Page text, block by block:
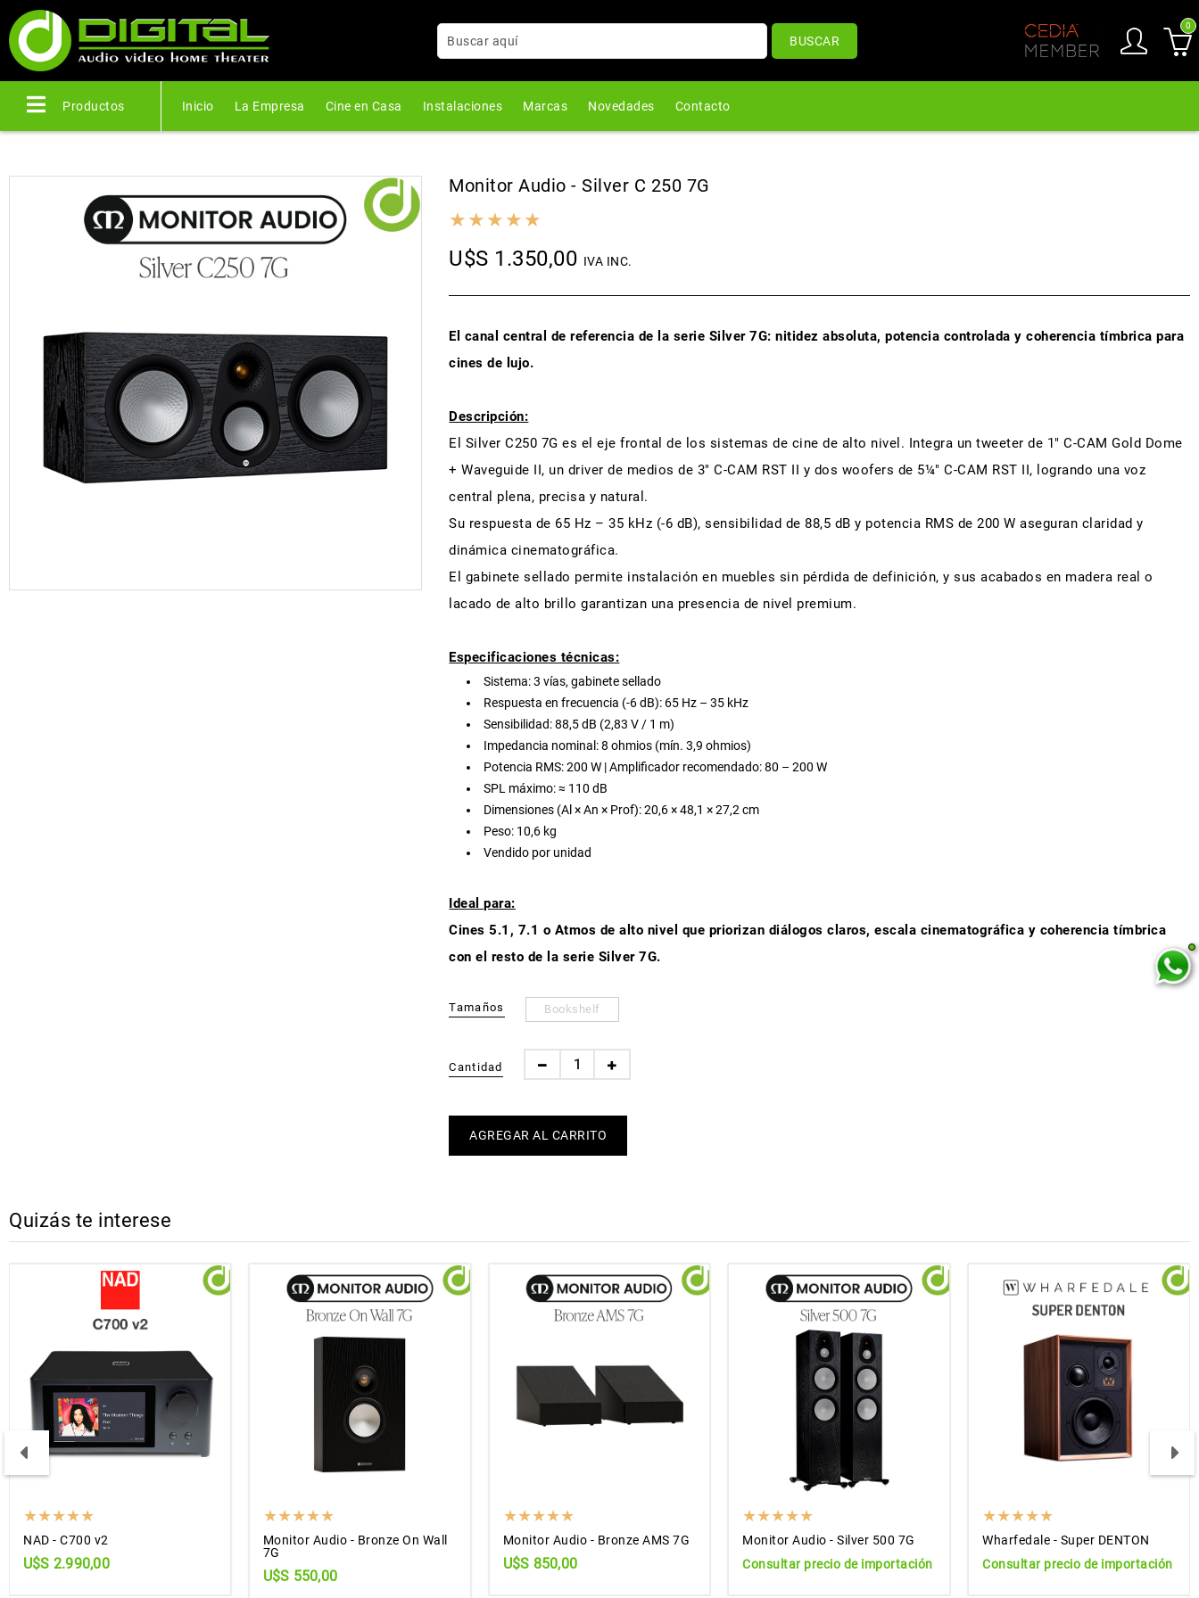
BUSCAR
0
Productos Inicio La Empresa Cine en Casa Instalaciones Marcas Novedades Contacto
Monitor Audio - Silver C 250 7G
U$S 1.350,00 IVA INC.
El canal central de referencia de la serie Silver 7G: nitidez absoluta, potencia controlada y coherencia tímbrica para
cines de lujo.
Descripción:
El Silver C250 7G es el eje frontal de los sistemas de cine de alto nivel. Integra un tweeter de 1" C-CAM Gold Dome
+ Waveguide II, un driver de medios de 3" C-CAM RST II y dos woofers de 5¼" C-CAM RST II, logrando una voz
central plena, precisa y natural.
Su respuesta de 65 Hz – 35 kHz (-6 dB), sensibilidad de 88,5 dB y potencia RMS de 200 W aseguran claridad y
dinámica cinematográfica.
El gabinete sellado permite instalación en muebles sin pérdida de definición, y sus acabados en madera real o
lacado de alto brillo garantizan una presencia de nivel premium.
Especificaciones técnicas:
Sistema: 3 vías, gabinete sellado
Respuesta en frecuencia (-6 dB): 65 Hz – 35 kHz
Sensibilidad: 88,5 dB (2,83 V / 1 m)
Impedancia nominal: 8 ohmios (mín. 3,9 ohmios)
Potencia RMS: 200 W | Amplificador recomendado: 80 – 200 W
SPL máximo: ≈ 110 dB
Dimensiones (Al × An × Prof): 20,6 × 48,1 × 27,2 cm
Peso: 10,6 kg
Vendido por unidad
Ideal para:
Cines 5.1, 7.1 o Atmos de alto nivel que priorizan diálogos claros, escala cinematográfica y coherencia tímbrica
con el resto de la serie Silver 7G.
Tamaños Bookshelf
Cantidad
Quizás te interese
NAD - C700 v2
U$S 2.990,00
Monitor Audio - Bronze On Wall
7G
U$S 550,00
Monitor Audio - Bronze AMS 7G
U$S 850,00
Monitor Audio - Silver 500 7G
Consultar precio de importación
Wharfedale - Super DENTON
Consultar precio de importación